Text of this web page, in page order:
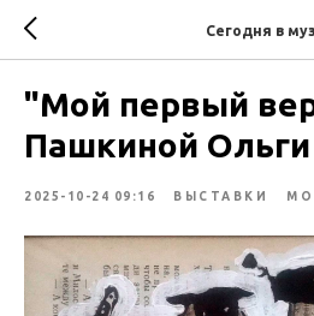
Сегодня в
"Мой первый
Пашкиной Ольги
2025-10-24 09:16 ВЫСТАВКИ